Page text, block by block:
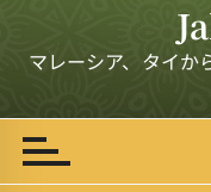
t
n
マレーシア、タイか